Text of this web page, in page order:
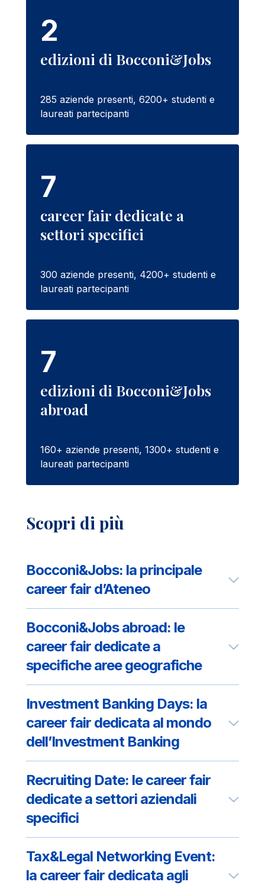
2
edizioni di Bocconi&Jobs
285 aziende presenti, 6200+ studenti e
laureati partecipanti
7
career fair dedicate a
settori specifici
300 aziende presenti, 4200+ studenti e
laureati partecipanti
7
edizioni di Bocconi&Jobs
abroad
160+ aziende presenti, 1300+ studenti e
laureati partecipanti
Scopri di più
Bocconi&Jobs: la principale
career fair d’Ateneo
Bocconi&Jobs abroad: le
career fair dedicate a
specifiche aree geografiche
Investment Banking Days: la
career fair dedicata al mondo
dell’Investment Banking
Recruiting Date: le career fair
dedicate a settori aziendali
specifici
Tax&Legal Networking Event:
la career fair dedicata agli